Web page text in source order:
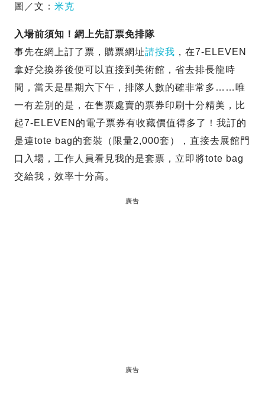
圖／文： 米克
入場前須知！網上先訂票免排隊
事先在網上訂了票，購票網址請按我 ，在7-ELEVEN
拿好兌換券後便可以直接到美術館，省去排長龍時
間，當天是星期六下午，排隊人數的確非常多……唯
一有差別的是，在售票處賣的票券印刷十分精美，比
起7-ELEVEN的電子票券有收藏價值得多了！我訂的
是連tote bag的套裝（限量2,000套），直接去展館門
口入場，工作人員看見我的是套票，立即將tote bag
交給我，效率十分高。
廣告
廣告